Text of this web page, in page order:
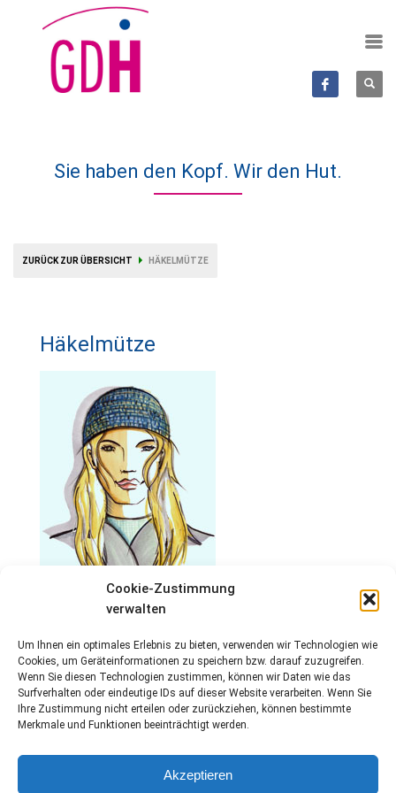
Cookie-Zustimmung
verwalten
Um Ihnen ein optimales Erlebnis zu bieten, verwenden wir Technologien wie
Cookies, um Geräteinformationen zu speichern bzw. darauf zuzugreifen.
Wenn Sie diesen Technologien zustimmen, können wir Daten wie das
Surfverhalten oder eindeutige IDs auf dieser Website verarbeiten. Wenn Sie
Ihre Zustimmung nicht erteilen oder zurückziehen, können bestimmte
Merkmale und Funktionen beeinträchtigt werden.
Akzeptieren
Sie haben den Kopf. Wir den Hut.
ZURÜCK ZUR ÜBERSICHT HÄKELMÜTZE
Häkelmütze
Datenschutz
Kontakt